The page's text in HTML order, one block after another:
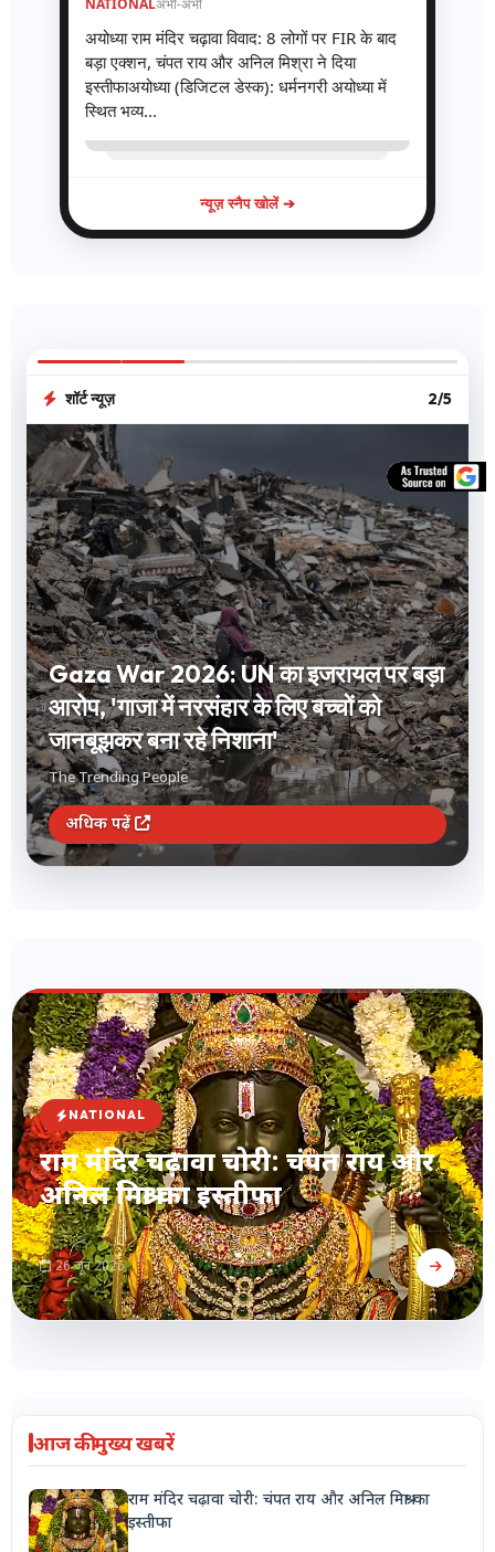
NATIONALअभी-अभी
अयोध्या राम मंदिर चढ़ावा विवाद: 8 लोगों पर FIR के बाद
बड़ा एक्शन, चंपत राय और अनिल मिश्रा ने दिया
इस्तीफाअयोध्या (डिजिटल डेस्क): धर्मनगरी अयोध्या में
स्थित भव्य...
न्यूज़ स्नैप खोलें ➔
शॉर्ट न्यूज़ 3/5
Short Term Investment: 1 से 12 महीने
के लिए करना है निवेश? FD और लिक्विड फंड
समेत ये 3 विकल्प देंगे बंपर रिटर्न
The Trending People
अधिक पढ़ें
NATIONAL
राम मंदिर चढ़ावा चोरी: चंपत राय और
अनिल मिश्रा का इस्तीफा
26 जून 2026
आज की मुख्य खबरें
राम मंदिर चढ़ावा चोरी: चंपत राय और अनिल मिश्रा का
इस्तीफा